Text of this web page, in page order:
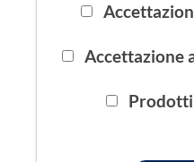
Accettazione